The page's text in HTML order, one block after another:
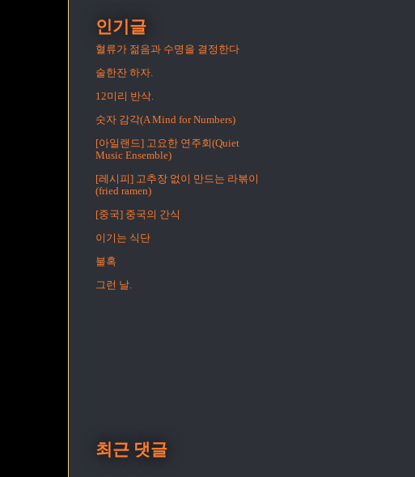
인기글
혈류가 젊음과 수명을 결정한다
술한잔 하자.
12미리 반삭.
숫자 감각(A Mind for Numbers)
[아일랜드] 고요한 연주회(Quiet
Music Ensemble)
[레시피] 고추장 없이 만드는 라볶이
(fried ramen)
[중국] 중국의 간식
이기는 식단
불혹
그런 날.
최근 댓글